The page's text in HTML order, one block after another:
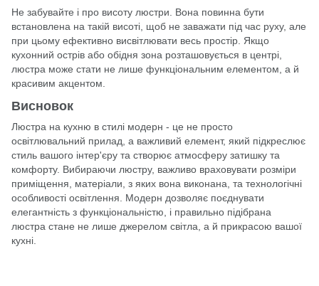
Не забувайте і про висоту люстри. Вона повинна бути
встановлена ​​на такій висоті, щоб не заважати під час руху, але
при цьому ефективно висвітлювати весь простір. Якщо
кухонний острів або обідня зона розташовується в центрі,
люстра може стати не лише функціональним елементом, а й
красивим акцентом.
Висновок
Люстра на кухню в стилі модерн - це не просто
освітлювальний прилад, а важливий елемент, який підкреслює
стиль вашого інтер'єру та створює атмосферу затишку та
комфорту. Вибираючи люстру, важливо враховувати розміри
приміщення, матеріали, з яких вона виконана, та технологічні
особливості освітлення. Модерн дозволяє поєднувати
елегантність з функціональністю, і правильно підібрана
люстра стане не лише джерелом світла, а й прикрасою вашої
кухні.